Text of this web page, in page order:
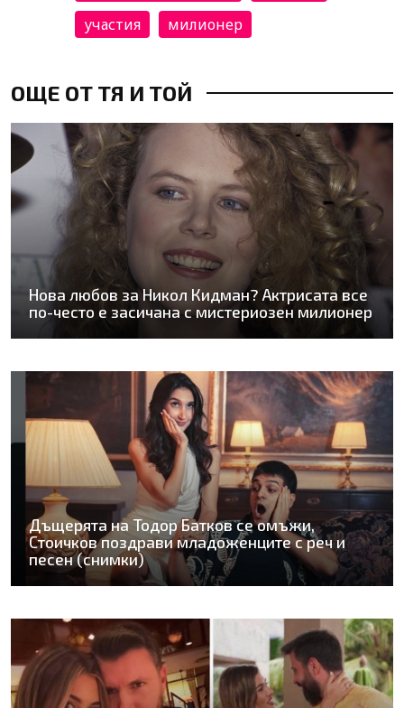
участия
милионер
ОЩЕ ОТ ТЯ И ТОЙ
Нова любов за Никол Кидман? Актрисата все
по-често е засичана с мистериозен милионер
Дъщерята на Тодор Батков се омъжи,
Стоичков поздрави младоженците с реч и
песен (снимки)